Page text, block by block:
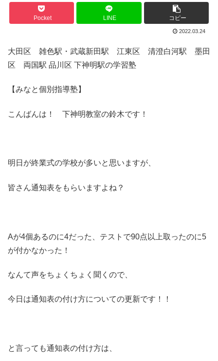
Pocket LINE コピー
2022.03.24
大田区 雑色駅・武蔵新田駅 江東区 清澄白河駅 墨田
区 両国駅 品川区 下神明駅の学習塾
【みなと個別指導塾】
こんばんは！ 下神明教室の鈴木です！
明日が終業式の学校が多いと思いますが、
皆さん通知表をもらいますよね？
Aが4個あるのに4だった、テストで90点以上取ったのに5
が付かなかった！
なんて声をちょくちょく聞くので、
今日は通知表の付け方についての更新です！！
と言っても通知表の付け方は、